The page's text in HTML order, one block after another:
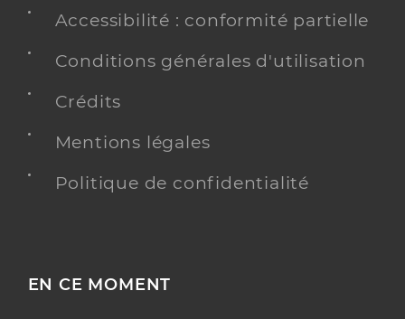
Accessibilité : conformité partielle
Conditions générales d'utilisation
Crédits
Mentions légales
Politique de confidentialité
EN CE MOMENT